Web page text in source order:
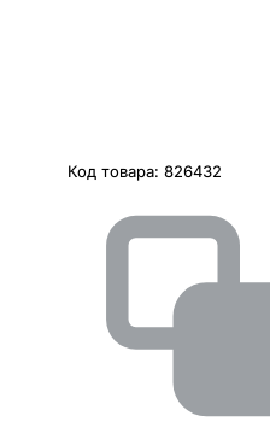
Код товара: 826432